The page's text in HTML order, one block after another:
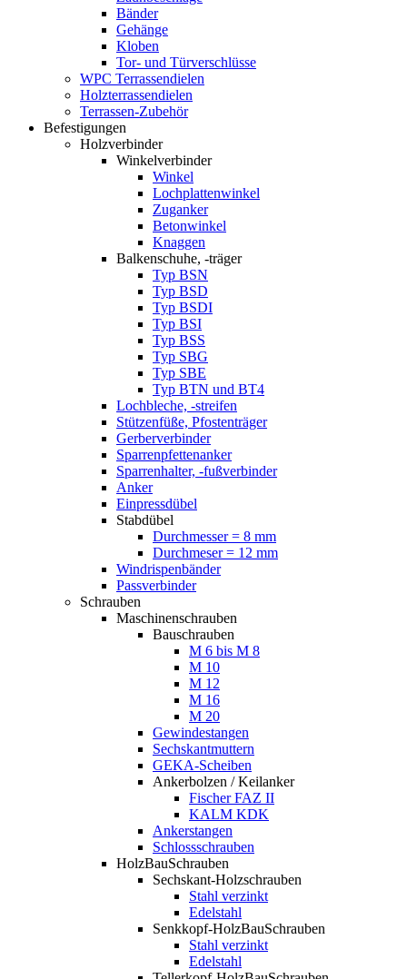
Bänder
Gehänge
Kloben
Tor- und Türverschlüsse
WPC Terrassendielen
Holzterrassendielen
Terrassen-Zubehör
Befestigungen
Holzverbinder
Winkelverbinder
Winkel
Lochplattenwinkel
Zuganker
Betonwinkel
Knaggen
Balkenschuhe, -träger
Typ BSN
Typ BSD
Typ BSDI
Typ BSI
Typ BSS
Typ SBG
Typ SBE
Typ BTN und BT4
Lochbleche, -streifen
Stützenfüße, Pfostenträger
Gerberverbinder
Sparrenpfettenanker
Sparrenhalter, -fußverbinder
Anker
Einpressdübel
Stabdübel
Durchmesser = 8 mm
Durchmeser = 12 mm
Windrispenbänder
Passverbinder
Schrauben
Maschinenschrauben
Bauschrauben
M 6 bis M 8
M 10
M 12
M 16
M 20
Gewindestangen
Sechskantmuttern
GEKA-Scheiben
Ankerbolzen / Keilanker
Fischer FAZ II
KALM KDK
Ankerstangen
Schlossschrauben
HolzBauSchrauben
Sechskant-Holzschrauben
Stahl verzinkt
Edelstahl
Senkkopf-HolzBauSchrauben
Stahl verzinkt
Edelstahl